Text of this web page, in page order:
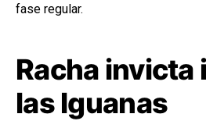
fase regular.
Racha invicta
las Iguanas